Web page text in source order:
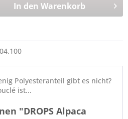
In den Warenkorb
Polyesteranteil gibt es nicht?
ist...
"DROPS Alpaca